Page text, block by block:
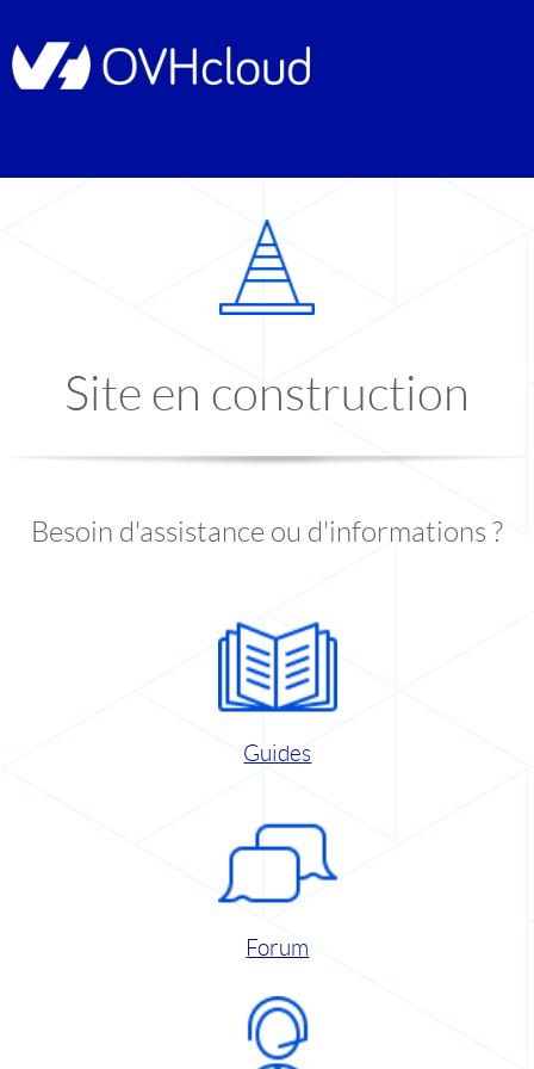
Site en construction
Besoin d'assistance ou d'informations ?
Guides
Forum